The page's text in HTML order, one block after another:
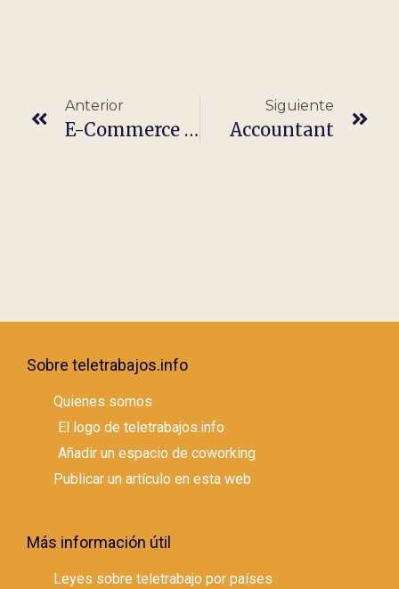
Anterior
E-Commerce Growth Marketing Director
Siguiente
Accountant
Sobre teletrabajos.info
Quienes somos
El logo de teletrabajos.info
Añadir un espacio de coworking
Publicar un artículo en esta web
Más información útil
Leyes sobre teletrabajo por países